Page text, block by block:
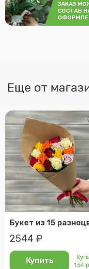
ЗАКАЗ
СОСТАВ
Еще от
2544 ₽
Купить
134